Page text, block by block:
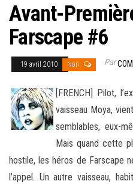
Avant-
Farscape #6
19 avril 2010 Non Par
[FRENCH] Pilot,
vaisseau Moya,
semblables, eux-
Mais quand cette
hostile, les héros de Farscape
l’appel. Un autre vaisseau,